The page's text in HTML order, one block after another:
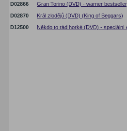
D02866
Gran Torino (DVD) - warner
D02870
Král zlodějů (DVD) (King of Beggars)
D12500
Někdo to rád horké (DVD) -